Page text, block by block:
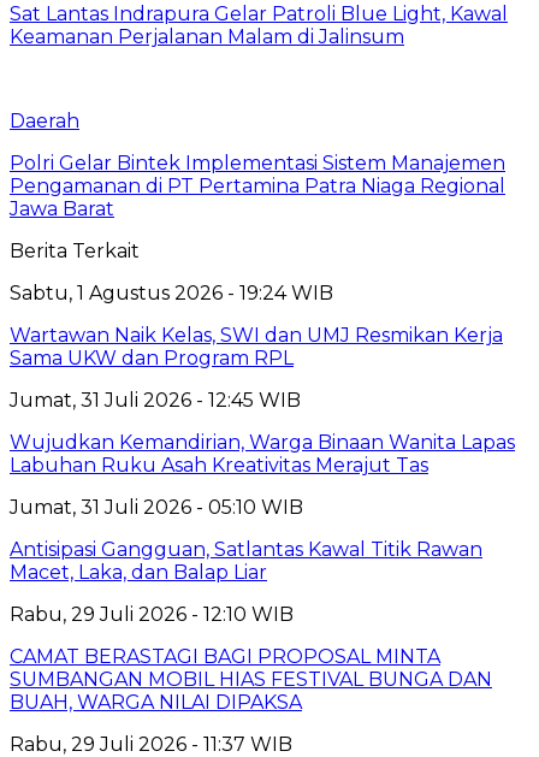
Sat Lantas Indrapura Gelar Patroli Blue Light, Kawal
Keamanan Perjalanan Malam di Jalinsum
Daerah
Polri Gelar Bintek Implementasi Sistem Manajemen
Pengamanan di PT Pertamina Patra Niaga Regional
Jawa Barat
Berita Terkait
Sabtu, 1 Agustus 2026 - 19:24 WIB
Wartawan Naik Kelas, SWI dan UMJ Resmikan Kerja
Sama UKW dan Program RPL
Jumat, 31 Juli 2026 - 12:45 WIB
Wujudkan Kemandirian, Warga Binaan Wanita Lapas
Labuhan Ruku Asah Kreativitas Merajut Tas
Jumat, 31 Juli 2026 - 05:10 WIB
Antisipasi Gangguan, Satlantas Kawal Titik Rawan
Macet, Laka, dan Balap Liar
Rabu, 29 Juli 2026 - 12:10 WIB
CAMAT BERASTAGI BAGI PROPOSAL MINTA
SUMBANGAN MOBIL HIAS FESTIVAL BUNGA DAN
BUAH, WARGA NILAI DIPAKSA
Rabu, 29 Juli 2026 - 11:37 WIB